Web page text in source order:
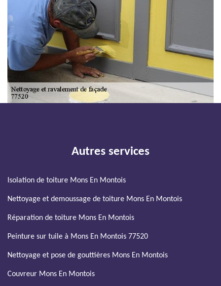
Autres services
Isolation de toiture Mons En Montois
Nettoyage et demoussage de toiture Mons En Montois
Réparation de toiture Mons En Montois
Peinture sur tuile à Mons En Montois 77520
Nettoyage et pose de gouttières Mons En Montois
Couvreur Mons En Montois